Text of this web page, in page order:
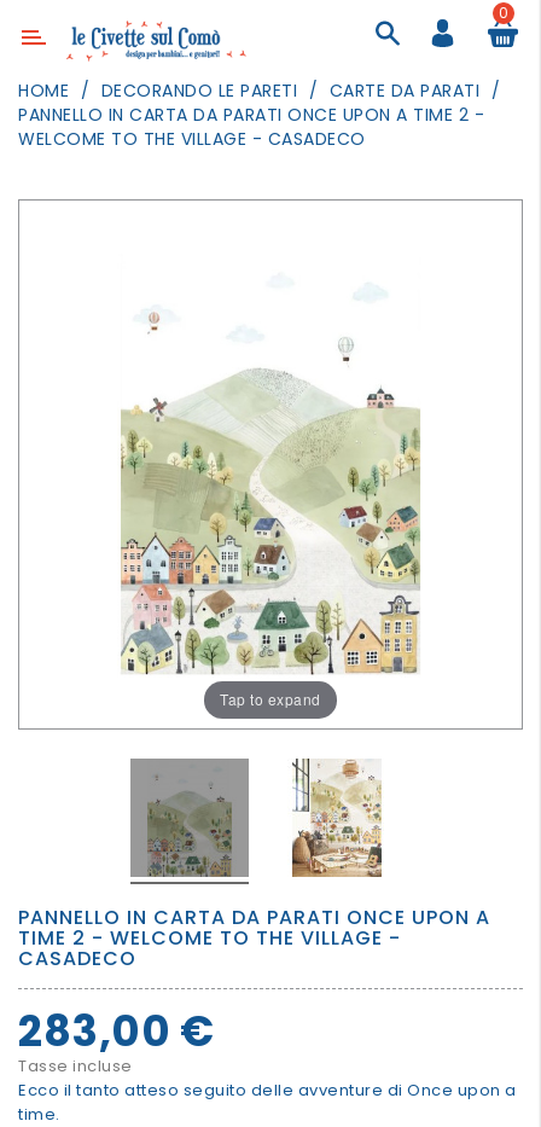
Categoria
ARREDAMENTO
TESSILI
0
HOME DECORANDO LE PARETI
CARTE DA PARATI
PANNELLO IN CARTA DA PARATI ONCE UPON A TIME 2 -
WELCOME TO THE VILLAGE - CASADECO
Tap to expand
PANNELLO IN CARTA DA PARATI ONCE UPON A
TIME 2 - WELCOME TO THE VILLAGE -
CASADECO
283,00 €
Tasse incluse
Ecco il tanto atteso seguito delle avventure di Once upon a
time.